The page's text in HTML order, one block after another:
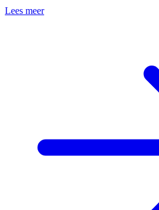
Lees meer